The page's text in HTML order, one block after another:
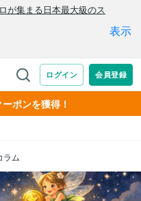
ポンを獲得！
ラム